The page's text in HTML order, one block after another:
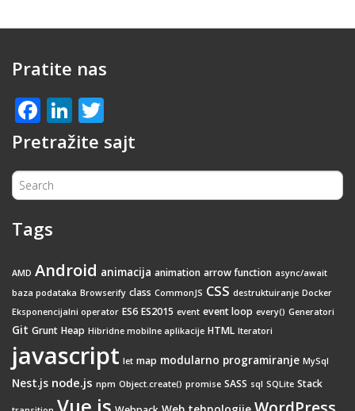
Pratite nas
Facebook
LinkedIn
Pretražite sajt
Tags
AMD Android animacija animation arrow function async/await
baza podataka Browserify class CommonJS CSS destruktuiranje Docker
Eksponencijalni operator ES6 ES2015 event event loop every() Generatori
Git Grunt Heap Hibridne mobilne aplikacije HTML Iteratori
javascript let map modularno programiranje MySql
Nest.js node.js npm Object.create() promise SASS sql SQLite Stack
Vue.js